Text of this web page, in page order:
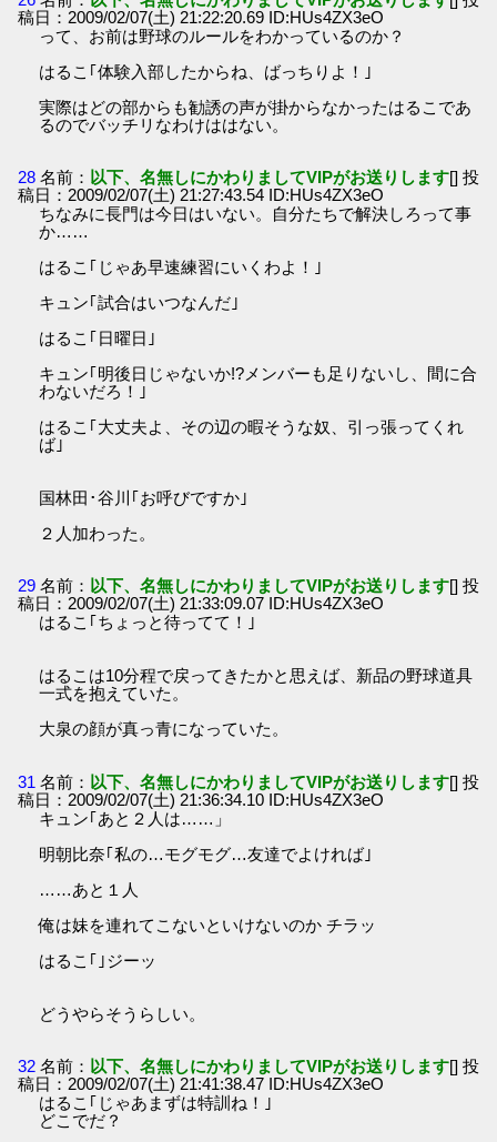
稿日：2009/02/07(土) 21:22:20.69 ID:HUs4ZX3eO
って、お前は野球のルールをわかっているのか？
はるこ｢体験入部したからね、ばっちりよ！｣
実際はどの部からも勧誘の声が掛からなかったはるこであ
るのでバッチリなわけははない。
28 名前： 以下、名無しにかわりましてVIPがお送りします[] 投
稿日：2009/02/07(土) 21:27:43.54 ID:HUs4ZX3eO
ちなみに長門は今日はいない。自分たちで解決しろって事
か……
はるこ｢じゃあ早速練習にいくわよ！｣
キュン｢試合はいつなんだ｣
はるこ｢日曜日｣
キュン｢明後日じゃないか!?メンバーも足りないし、間に合
わないだろ！｣
はるこ｢大丈夫よ、その辺の暇そうな奴、引っ張ってくれ
ば｣
国林田･谷川｢お呼びですか｣
２人加わった。
29 名前： 以下、名無しにかわりましてVIPがお送りします[] 投
稿日：2009/02/07(土) 21:33:09.07 ID:HUs4ZX3eO
はるこ｢ちょっと待ってて！｣
はるこは10分程で戻ってきたかと思えば、新品の野球道具
一式を抱えていた。
大泉の顔が真っ青になっていた。
31 名前： 以下、名無しにかわりましてVIPがお送りします[] 投
稿日：2009/02/07(土) 21:36:34.10 ID:HUs4ZX3eO
キュン｢あと２人は……」
明朝比奈｢私の…モグモグ…友達でよければ｣
……あと１人
俺は妹を連れてこないといけないのか チラッ
はるこ｢｣ジーッ
どうやらそうらしい。
32 名前： 以下、名無しにかわりましてVIPがお送りします[] 投
稿日：2009/02/07(土) 21:41:38.47 ID:HUs4ZX3eO
はるこ｢じゃあまずは特訓ね！｣
どこでだ？